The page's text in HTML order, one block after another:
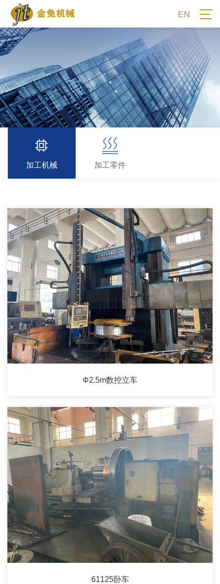
EN
加工机械 加工零件
Φ2.5m数控立车
61125卧车